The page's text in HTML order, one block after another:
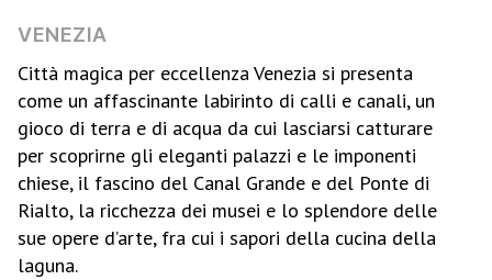
VENEZIA
Città magica per eccellenza Venezia si presenta
come un affascinante labirinto di calli e canali, un
gioco di terra e di acqua da cui lasciarsi catturare
per scoprirne gli eleganti palazzi e le imponenti
chiese, il fascino del Canal Grande e del Ponte di
Rialto, la ricchezza dei musei e lo splendore delle
sue opere d’arte, fra cui i sapori della cucina della
laguna.